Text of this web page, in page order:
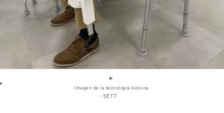
Imagen de la tecnología biónica.
- SETT